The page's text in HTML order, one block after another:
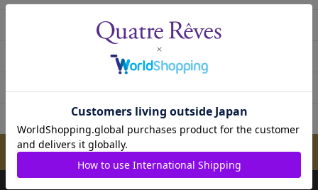
メールマガジンのご案内